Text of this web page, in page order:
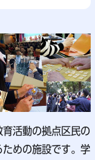
活動の拠点区民の
めの施設です。学